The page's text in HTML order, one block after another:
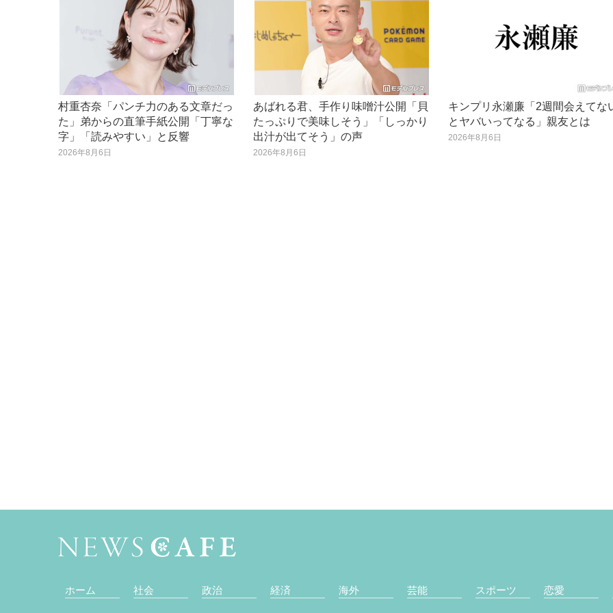
村重杏奈「パンチ力のある文章だっ
た」弟からの直筆手紙公開「丁寧な
字」「読みやすい」と反響
2026年8月6日
あばれる君、手作り味噌汁公開「貝
たっぷりで美味しそう」「しっかり
出汁が出てそう」の声
2026年8月6日
キンプリ永瀬廉「2週間会えてな
とヤバいってなる」親友とは
2026年8月6日
ホーム 社会 政治 経済 海外 芸能 スポーツ 恋愛